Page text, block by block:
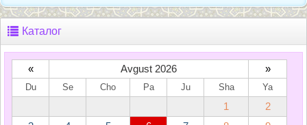
Каталог
« Avgust 2026 »
Du Se Cho Pa Ju Sha Ya
1
2